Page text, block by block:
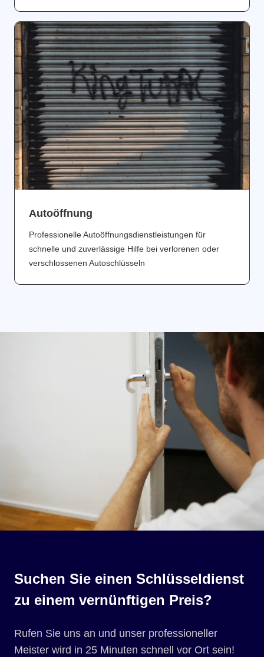
Аutoöffnung
Professionelle Autoöffnungsdienstleistungen für
schnelle und zuverlässige Hilfe bei verlorenen oder
verschlossenen Autoschlüsseln
Suchen Sie einen Schlüsseldienst
zu einem vernünftigen Preis?
Rufen Sie uns an und unser professioneller
Meister wird in 25 Minuten schnell vor Ort sein!